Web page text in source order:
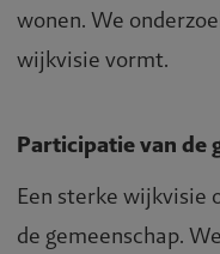
wonen. We
wijkvisie vormt.
Participatie van de
Een sterke wijkvisie
de gemeenschap.